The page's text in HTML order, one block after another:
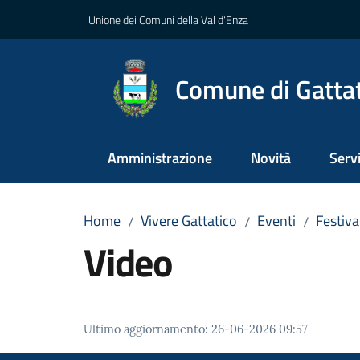
Unione dei Comuni della Val d'Enza
Comune di
Amministrazione Novità
Home / Vivere Gattatico / Eventi /
Video
Ultimo aggiornamento: 26-06-2026 09:57